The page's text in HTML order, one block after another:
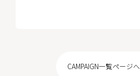
CAMPAIGN一覧ページへ